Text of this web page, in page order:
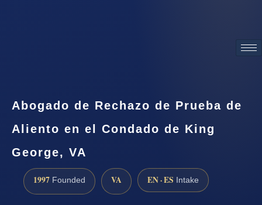
Abogado de Rechazo de Prueba de
Aliento en el Condado de King
George, VA
1997 Founded VA EN · ES Intake